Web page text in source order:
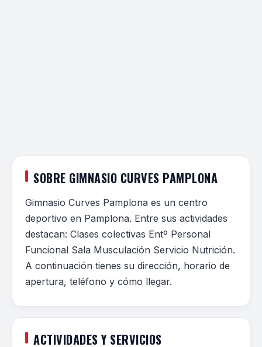
SOBRE GIMNASIO CURVES PAMPLONA
Gimnasio Curves Pamplona es un centro
deportivo en Pamplona. Entre sus actividades
destacan: Clases colectivas Entº Personal
Funcional Sala Musculación Servicio Nutrición.
A continuación tienes su dirección, horario de
apertura, teléfono y cómo llegar.
ACTIVIDADES Y SERVICIOS